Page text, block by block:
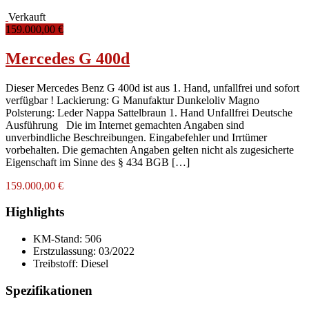
Verkauft
159.000,00 €
Mercedes G 400d
Dieser Mercedes Benz G 400d ist aus 1. Hand, unfallfrei und sofort
verfügbar ! Lackierung: G Manufaktur Dunkeloliv Magno
Polsterung: Leder Nappa Sattelbraun 1. Hand Unfallfrei Deutsche
Ausführung Die im Internet gemachten Angaben sind
unverbindliche Beschreibungen. Eingabefehler und Irrtümer
vorbehalten. Die gemachten Angaben gelten nicht als zugesicherte
Eigenschaft im Sinne des § 434 BGB […]
159.000,00 €
Highlights
KM-Stand: 506
Erstzulassung: 03/2022
Treibstoff: Diesel
Spezifikationen